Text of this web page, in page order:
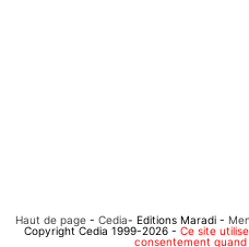
Haut de page - Cedia- Editions Maradi -
Copyright Cedia 1999-2026 - Ce site
consentement